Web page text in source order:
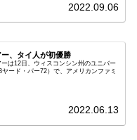
2022.09.06
、タイ人が初優勝
は12日、ウィスコンシン州のユニバー
ード・パー72）で、アメリカンファミ
2022.06.13